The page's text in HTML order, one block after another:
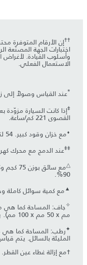
††إن الأرقام المتوفرة
اختبارات الجهة المصنّعة
وأسلوب القيادة.
الاستعمال الفعلي.
*عند القياس وصولاً إلى
‡
القصوى 221 كم/ساعة.
⬧مع خزان وقود كبير. 54 لترًا بخزان وقود صديق للبيئة
‡‡عند الدمج مع محرك
△ مع
90%.
▲مع كمية سوائل كاملة
✧
مم x ‏50 مم x ‏100 مم). يتم قياس الحجم وصولاً إلى بطانة السقف.
✦رطب: المساحة كما هي
المليئة بالسائل. يتم
†مع إزالة غطاء عين القطر.